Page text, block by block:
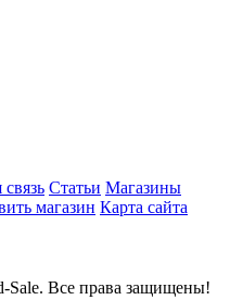
Статьи Магазины
магазин Карта сайта
Sale. Все права защищены!